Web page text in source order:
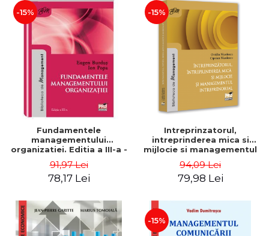
-15%
Fundamentele
managementului
organizatiei. Editia a III-a -
91,97 Lei
78,17 Lei
-15%
Intreprinzatorul,
intreprinderea mica si
mijlocie si managementul
Nicolescu, Ciprian
Nicolescu
94,09 Lei
79,98 Lei
-15%